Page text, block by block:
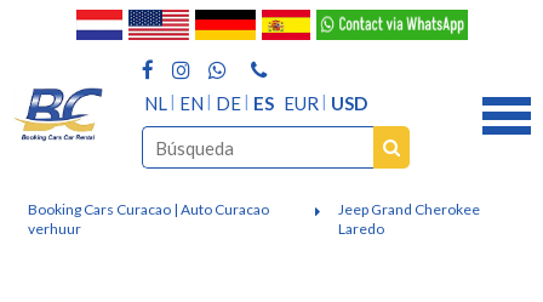
NL EN DE ES EUR USD
Booking Cars Curacao | Auto Curacao
verhuur
Jeep Grand Cherokee
Laredo